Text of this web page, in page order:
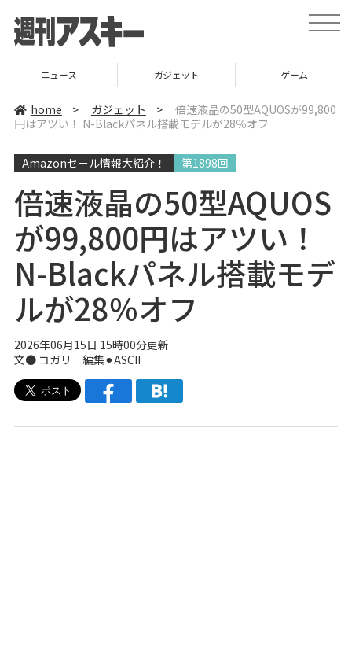
t
o
v
n
ニュース ガジェット ゲーム
home > ガジェット >
倍速液晶の50型AQUOSが99,800
円はアツい！ N-Blackパネル搭載モデルが28％オフ
Amazonセール情報大紹介！ 第1898回
倍速液晶の50型AQUOS
が99,800円はアツい！
N-Blackパネル搭載モデ
ルが28％オフ
2026年06月15日 15時00分更新
文● コガリ 編集⚫︎ASCII